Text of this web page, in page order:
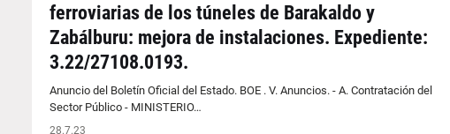
ferroviarias de los túneles de Barakaldo y
Zabálburu: mejora de instalaciones. Expediente:
3.22/27108.0193.
Anuncio del Boletín Oficial del Estado. BOE . V. Anuncios. - A. Contratación del
Sector Público - MINISTERIO…
28.7.23